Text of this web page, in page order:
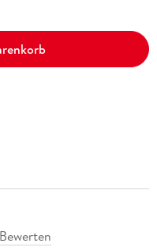
Bewerten